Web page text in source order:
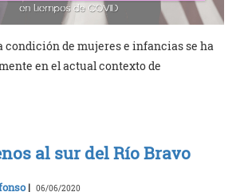
condición de mujeres e infancias se ha
en el actual contexto de
al sur del Río Bravo
| 06/06/2020